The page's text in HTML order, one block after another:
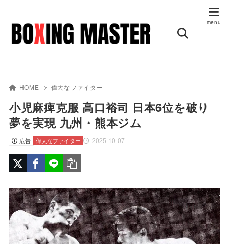
HOME 偉大なファイター
小児麻痺克服 高口裕司 日本6位を破り
夢を実現 九州・熊本ジム
広告 2025-10-07
偉大なファイター